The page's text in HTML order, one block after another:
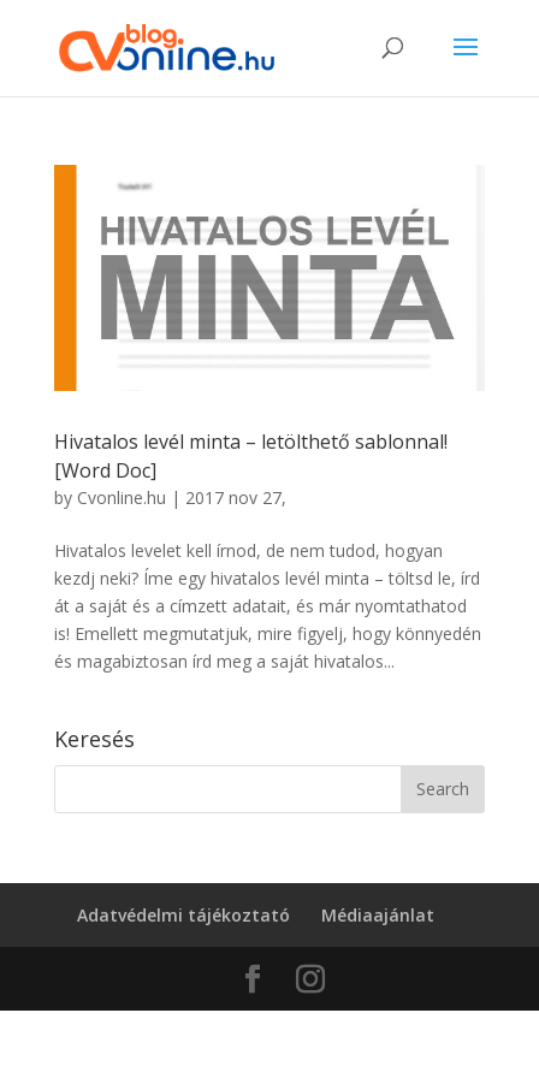
Hivatalos levél minta – letölthető sablonnal!
[Word Doc]
by Cvonline.hu | 2017 nov 27,
Hivatalos levelet kell írnod, de nem tudod, hogyan
kezdj neki? Íme egy hivatalos levél minta – töltsd le, írd
át a saját és a címzett adatait, és már nyomtathatod
is! Emellett megmutatjuk, mire figyelj, hogy könnyedén
és magabiztosan írd meg a saját hivatalos...
Keresés
Adatvédelmi tájékoztató Médiaajánlat